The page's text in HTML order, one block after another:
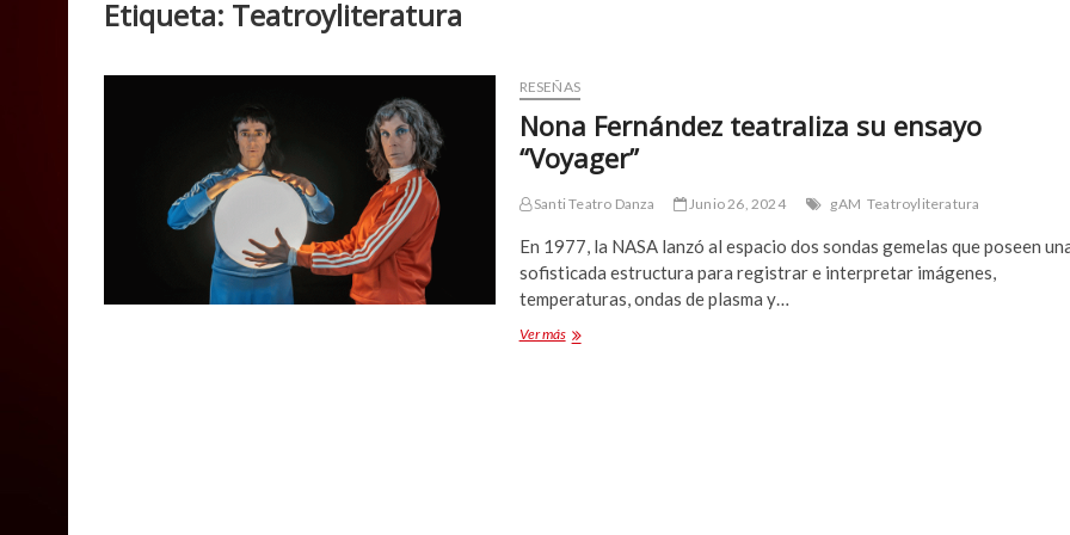
Etiqueta: Teatroyliteratura
RESEÑAS
Nona Fernández teatraliza su ensayo
“Voyager”
Santi Teatro Danza Junio 26, 2024 gAM Teatroyliteratura
En 1977, la NASA lanzó al espacio dos sondas gemelas que poseen
sofisticada estructura para registrar e interpretar imágenes,
temperaturas, ondas de plasma y…
Ver másNona